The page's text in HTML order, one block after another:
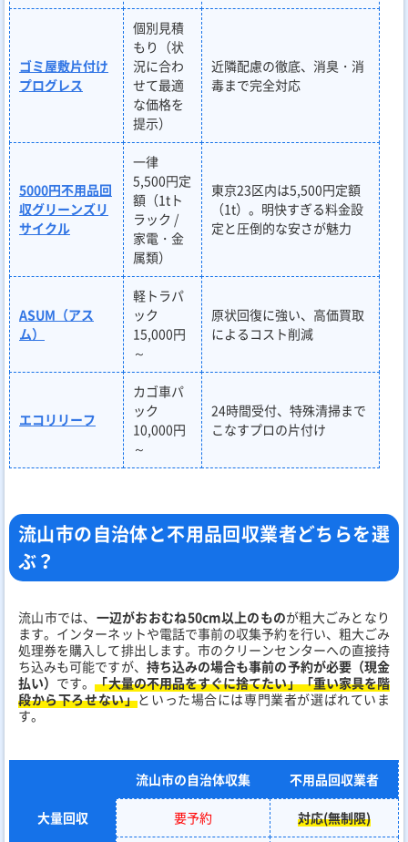
ゴミ屋敷片付け
プログレス
個別見積
もり（状
況に合わ
せて最適
な価格を
提示）
近隣配慮の徹底、消臭・消
毒まで完全対応
5000円不用品回
収グリーンズリ
サイクル
一律
5,500円定
額（1tト
ラック /
家電・金
属類）
東京23区内は5,500円定額
（1t）。明快すぎる料金設
定と圧倒的な安さが魅力
ASUM（アス
ム）
軽トラパ
ック
15,000円
～
原状回復に強い、高価買取
によるコスト削減
エコリリーフ
カゴ車パ
ック
10,000円
～
24時間受付、特殊清掃まで
こなすプロの片付け
流山市の自治体と不用品回収業者どちらを選
ぶ？
流山市では、 一辺がおおむね50cm以上のものが粗大ごみとなり
ます。インターネットや電話で事前の収集予約を行い、粗大ごみ
処理券を購入して排出します。市のクリーンセンターへの直接持
ち込みも可能ですが、 持ち込みの場合も事前の予約が必要（現金
払い） です。「大量の不用品をすぐに捨てたい」「重い家具を階
段から下ろせない」といった場合には専門業者が選ばれていま
す。
流山市の自治体収集 不用品回収業者
大量回収 要予約 対応(無制限)